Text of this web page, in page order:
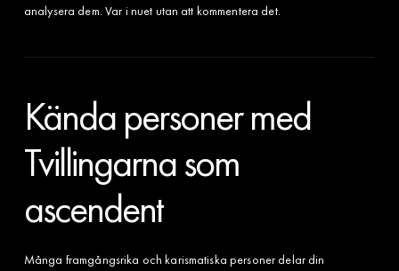
analysera dem. Var i nuet utan att kommentera det.
Kända personer med
Tvillingarna som
ascendent
Många framgångsrika och karismatiska personer delar din